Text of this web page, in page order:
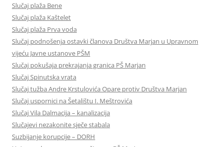
Slučaj plaža Bene
Slučaj plaža Kaštelet
Slučaj plaža Prva voda
Slučaj podnošenja ostavki članova Društva Marjan u Upravnom
vijeću Javne ustanove PŠM
Slučaj pokušaja prekrajanja granica PŠ Marjan
Slučaj Spinutska vrata
Slučaj tužba Andre Krstulovića Opare protiv Društva Marjan
Slučaj uspornici na Šetalištu I. Meštrovića
Slučaj Vila Dalmacija – kanalizacija
Slučajevi nezakonite sječe stabala
Suzbijanje korupcije – DORH